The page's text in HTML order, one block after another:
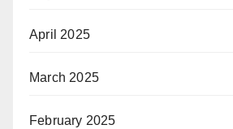
April 2025
March 2025
February 2025